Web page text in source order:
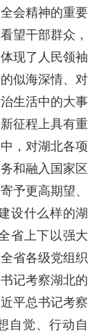
会精神的重要
望干部群众，
现了人民领袖
似海深情、对
生活中的大事
征程上具有重
，对湖北各项
和融入国家区
予更高期望、
设什么样的湖
省上下以强大
省各级党组织
记考察湖北的
平总书记考察
自觉、行动自